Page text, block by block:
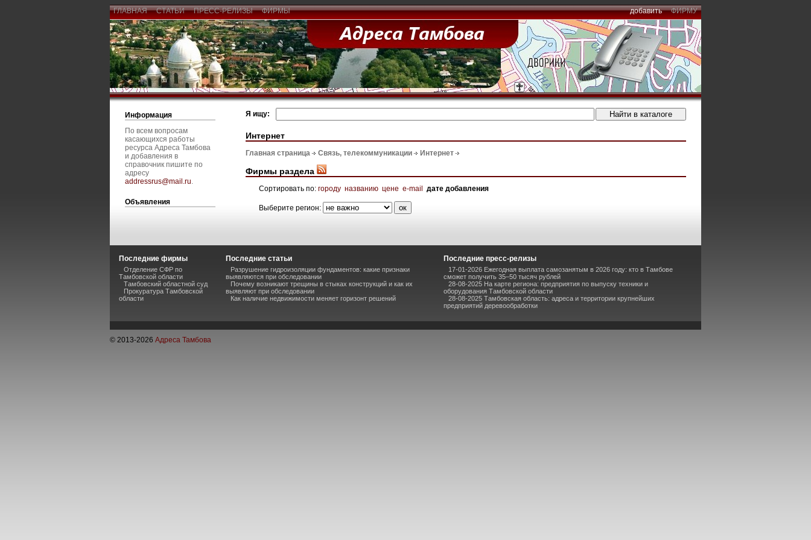
ГЛАВНАЯ СТАТЬИ ПРЕСС-РЕЛИЗЫ ФИРМЫ добавить ФИРМУ
Информация
По всем вопросам
касающихся работы
ресурса Адреса Тамбова
и добавления в
справочник пишите по
адресу
addressrus@mail.ru.
Объявления
Я ищу:
Интернет
Главная страница Связь, телекоммуникации Интернет
Фирмы раздела
Сортировать по: городу названию цене e-mail дате добавления
Выберите регион:
Последние фирмы
Отделение СФР по
Тамбовской области
Тамбовский областной суд
Прокуратура Тамбовской
области
Последние статьи
Разрушение гидроизоляции фундаментов: какие признаки
выявляются при обследовании
Почему возникают трещины в стыках конструкций и как их
выявляют при обследовании
Как наличие недвижимости меняет горизонт решений
Последние пресс-релизы
17-01-2026 Ежегодная выплата самозанятым в 2026 году: кто в Тамбове
сможет получить 35–50 тысяч рублей
28-08-2025 На карте региона: предприятия по выпуску техники и
оборудования Тамбовской области
28-08-2025 Тамбовская область: адреса и территории крупнейших
предприятий деревообработки
© 2013-2026 Адреса Тамбова